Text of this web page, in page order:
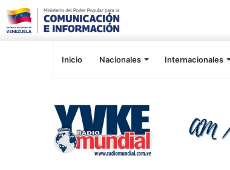
Inicio Nacionales Internacionales